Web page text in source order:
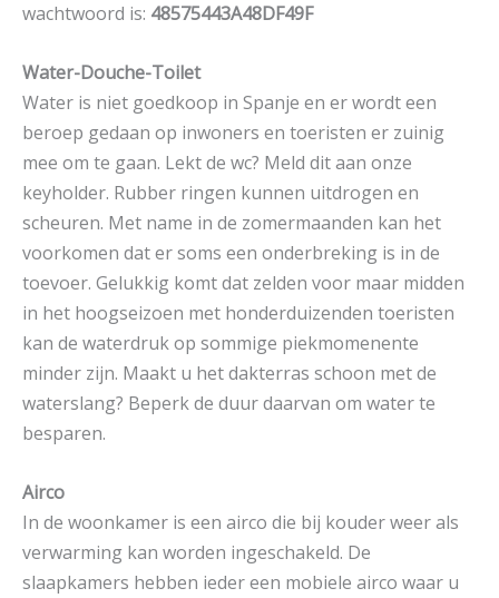
wachtwoord is: 48575443A48DF49F
Water-Douche-Toilet
Water is niet goedkoop in Spanje en er wordt een
beroep gedaan op inwoners en toeristen er zuinig
mee om te gaan. Lekt de wc? Meld dit aan onze
keyholder. Rubber ringen kunnen uitdrogen en
scheuren. Met name in de zomermaanden kan het
voorkomen dat er soms een onderbreking is in de
toevoer. Gelukkig komt dat zelden voor maar midden
in het hoogseizoen met honderduizenden toeristen
kan de waterdruk op sommige piekmomenente
minder zijn. Maakt u het dakterras schoon met de
waterslang? Beperk de duur daarvan om water te
besparen.
Airco
In de woonkamer is een airco die bij kouder weer als
verwarming kan worden ingeschakeld. De
slaapkamers hebben ieder een mobiele airco waar u